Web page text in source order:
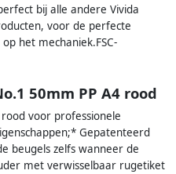
bij alle andere Vivida
voor de perfecte
het mechaniek.FSC-
50mm PP A4 rood
voor professionele
Gepatenteerd
beugels zelfs wanneer de
met verwisselbaar rugetiket